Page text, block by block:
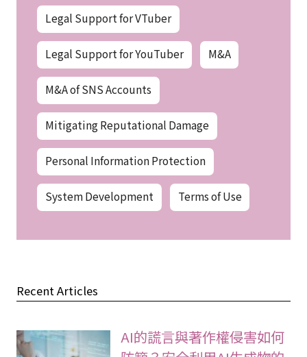
Legal Support for VTuber
Legal Support for YouTuber M&A
M&A of SNS Accounts
Mitigating Reputational Damage
Personal Information Protection
System Development Terms of Use
Recent Articles
AI的謊言與著作權侵害如何